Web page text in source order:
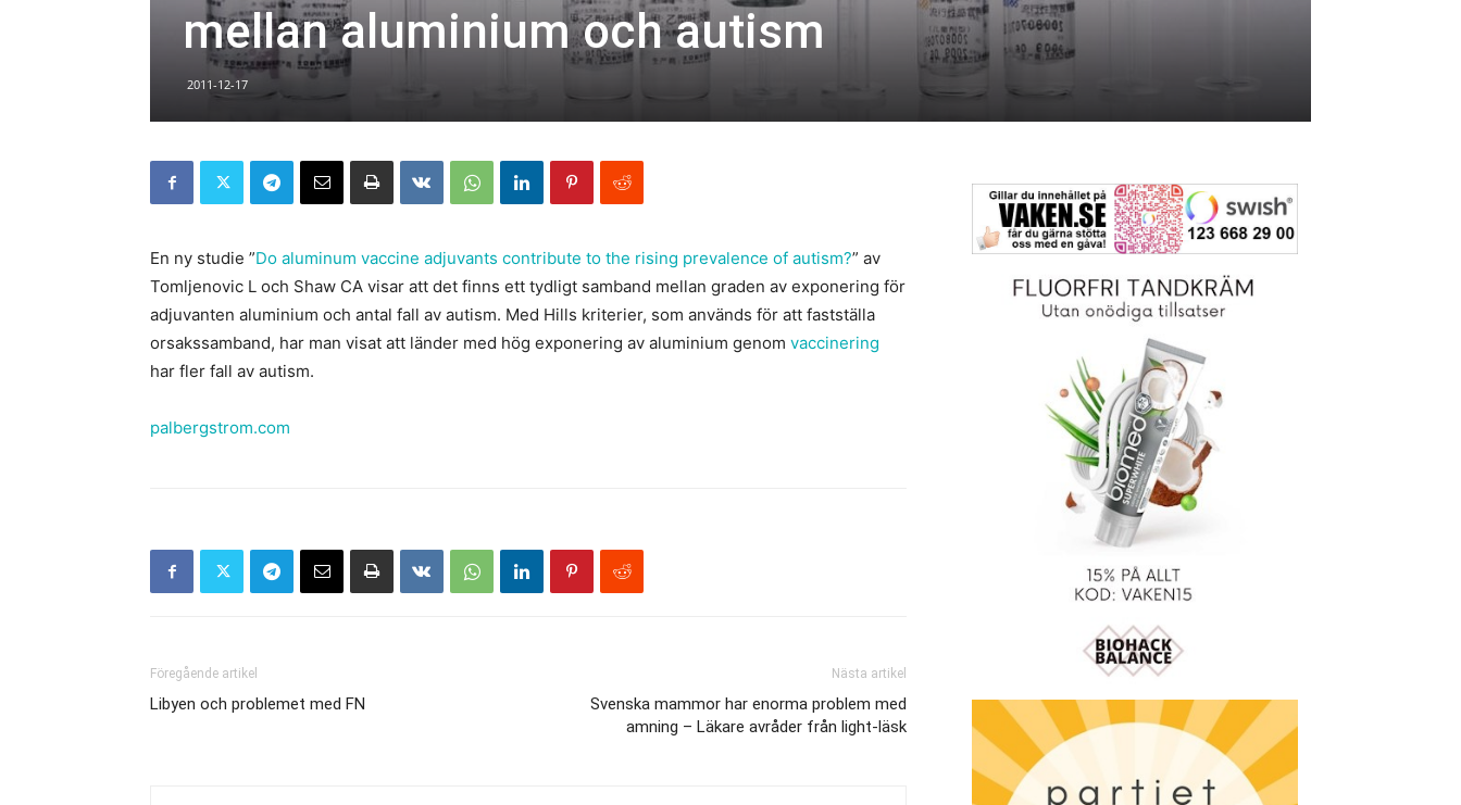
mellan aluminium och autism
2011-12-17
En ny studie ”Do aluminum vaccine adjuvants contribute to the rising prevalence of autism?” av
Tomljenovic L och Shaw CA visar att det finns ett tydligt samband mellan graden av exponering för
adjuvanten aluminium och antal fall av autism. Med Hills kriterier, som används för att fastställa
orsakssamband, har man visat att länder med hög exponering av aluminium genom vaccinering
har fler fall av autism.
palbergstrom.com
Föregående artikel
Libyen och problemet med FN
Nästa artikel
Svenska mammor har enorma problem med
amning – Läkare avråder från light-läsk